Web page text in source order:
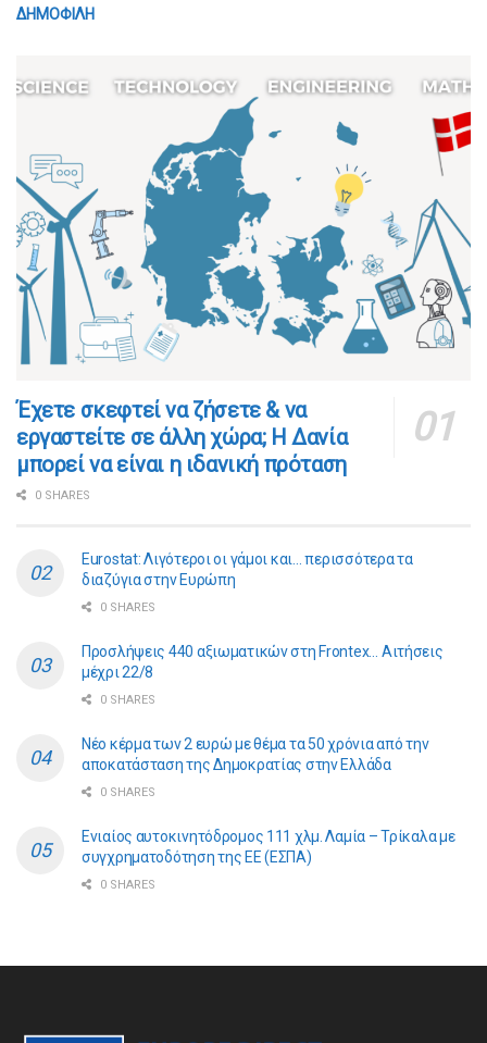
ΔΗΜΟΦΙΛΗ
​​Έχετε σκεφτεί να ζήσετε & να
εργαστείτε σε άλλη χώρα; Η Δανία
μπορεί να είναι η ιδανική πρόταση
0 SHARES
Eurostat: Λιγότεροι οι γάμοι και… περισσότερα τα
διαζύγια στην Ευρώπη
0 SHARES
Προσλήψεις 440 αξιωματικών στη Frontex… Αιτήσεις
μέχρι 22/8
0 SHARES
Νέο κέρμα των 2 ευρώ με θέμα τα 50 χρόνια από την
αποκατάσταση της Δημοκρατίας στην Ελλάδα
0 SHARES
Ενιαίος αυτοκινητόδρομος 111 χλμ. Λαμία – Τρίκαλα με
συγχρηματοδότηση της ΕE (ΕΣΠΑ)
0 SHARES